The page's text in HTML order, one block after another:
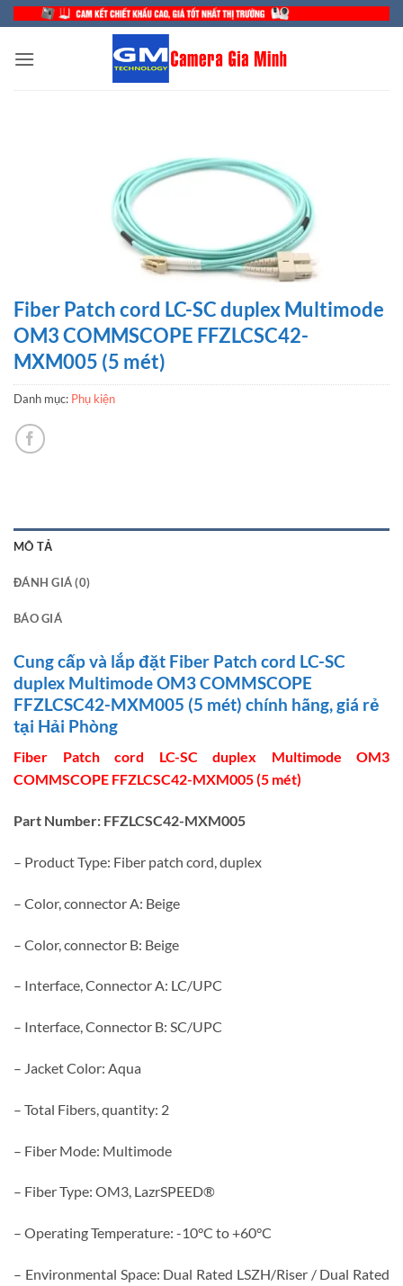
Bỏ
qua
nội
Fiber Patch cord LC-SC duplex Multimode
OM3 COMMSCOPE FFZLCSC42-
MXM005 (5 mét)
Danh mục: Phụ kiện
MÔ TẢ
ĐÁNH GIÁ (0)
BÁO GIÁ
Cung cấp và lắp đặt Fiber Patch cord LC-SC
duplex Multimode OM3 COMMSCOPE
FFZLCSC42-MXM005 (5 mét) chính hãng, giá rẻ
tại Hải Phòng
Fiber Patch cord LC-SC duplex Multimode OM3
COMMSCOPE FFZLCSC42-MXM005 (5 mét)
Part Number: FFZLCSC42-MXM005
– Product Type: Fiber patch cord, duplex
– Color, connector A: Beige
– Color, connector B: Beige
– Interface, Connector A: LC/UPC
– Interface, Connector B: SC/UPC
– Jacket Color: Aqua
– Total Fibers, quantity: 2
– Fiber Mode: Multimode
– Fiber Type: OM3, LazrSPEED®
– Operating Temperature: -10°C to +60°C
– Environmental Space: Dual Rated LSZH/Riser / Dual Rated